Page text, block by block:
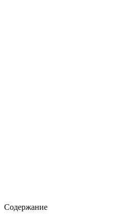
Содержание